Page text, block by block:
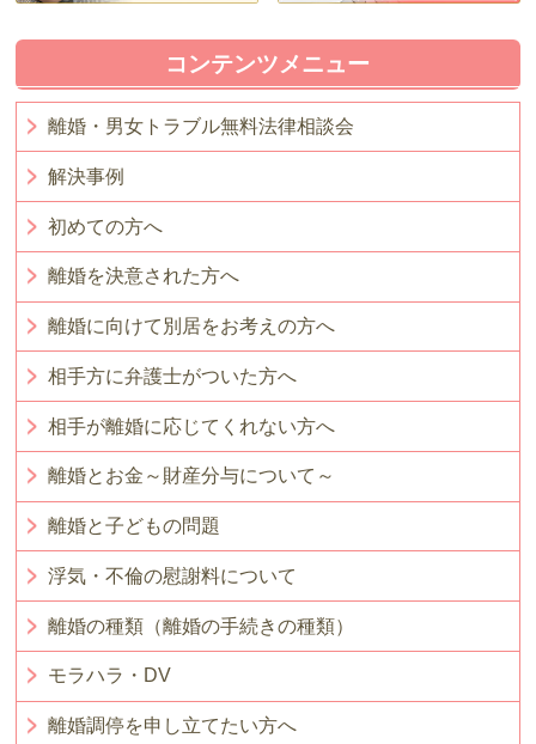
コンテンツメニュー
離婚・男女トラブル無料法律相談会
解決事例
初めての方へ
離婚を決意された方へ
離婚に向けて別居をお考えの方へ
相手方に弁護士がついた方へ
相手が離婚に応じてくれない方へ
離婚とお金～財産分与について～
離婚と子どもの問題
浮気・不倫の慰謝料について
離婚の種類（離婚の手続きの種類）
モラハラ・DV
離婚調停を申し立てたい方へ